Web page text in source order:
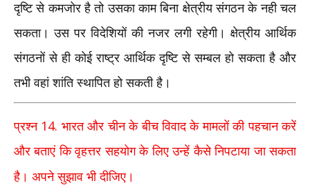
दृष्टि से कमजोर है तो उसका काम बिना क्षेत्रीय संगठन के नही चल
सकता। उस पर विदेशियों की नजर लगी रहेगी। क्षेत्रीय आर्थिक
संगठनों से ही कोई राष्ट्र आर्थिक दृष्टि से सम्बल हो सकता है और
तभी वहां शांति स्थापित हो सकती है।
प्रश्न 14. भारत और चीन के बीच विवाद के मामलों की पहचान करें
और बताएं कि वृहत्तर सहयोग के लिए उन्हें कैसे निपटाया जा सकता
है। अपने सुझाव भी दीजिए।